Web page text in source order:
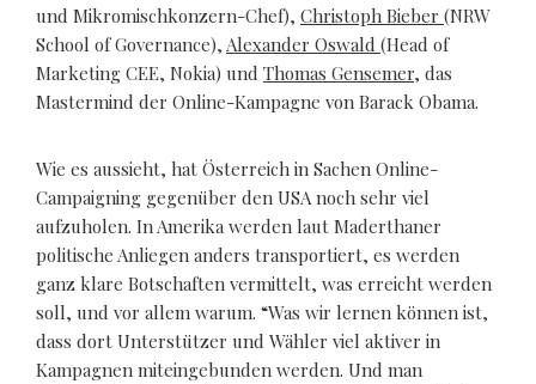
und Mikromischkonzern-Chef), Christoph Bieber (NRW
School of Governance), Alexander Oswald (Head of
Marketing CEE, Nokia) und Thomas Gensemer, das
Mastermind der Online-Kampagne von Barack Obama.
Wie es aussieht, hat Österreich in Sachen Online-
Campaigning gegenüber den USA noch sehr viel
aufzuholen. In Amerika werden laut Maderthaner
politische Anliegen anders transportiert, es werden
ganz klare Botschaften vermittelt, was erreicht werden
soll, und vor allem warum. “Was wir lernen können ist,
dass dort Unterstützer und Wähler viel aktiver in
Kampagnen miteingebunden werden. Und man